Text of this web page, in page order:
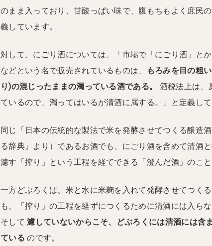
のまま入っており、甘酸っぱい味で、腹もちもよく庶民
義しています。
対して、にごり酒については、「市場で「にごり酒」と
などという名で販売されているものは、
もろみを目の粗
り)の混じったままの濁っている酒である。
酒税法上は、
ているので、濁ってはいるが清酒に属する。」と定義して
同じ「日本の伝統的な製法で米を発酵させてつくる醸造
る辞典』より）であるお酒でも、にごり酒を含めて清酒
濾す「搾り」という工程を経てできる「澄んだ酒」のこと
一方どぶろくは、米と水に米麹を入れて発酵させてつく
も、「搾り」の工程を経ずにつくるために清酒には入ら
そして濾していないからこそ、どぶろくには清酒には含
ている のです。